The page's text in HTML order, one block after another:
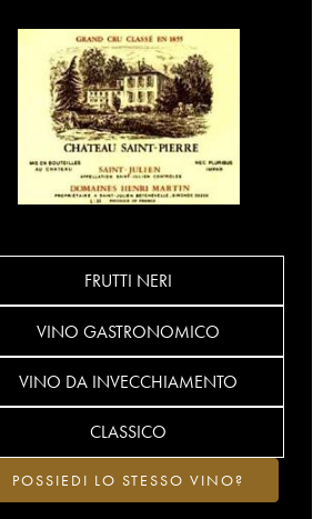
FRUTTI NERI
VINO GASTRONOMICO
VINO DA INVECCHIAMENTO
CLASSICO
POSSIEDI LO STESSO VINO?